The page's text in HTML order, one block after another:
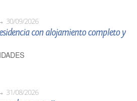
30/09/2026
con alojamiento completo y
31/08/2026